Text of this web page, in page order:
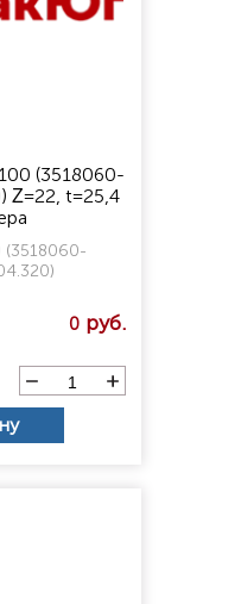
(3518060-
Ζ=22, t=25,4
(3518060-
0